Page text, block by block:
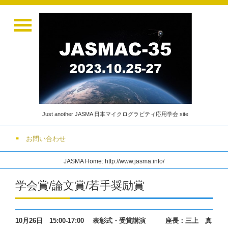
Just another JASMA 日本マイクログラビティ応用学会 site
お問い合わせ
JASMA Home: http://www.jasma.info/
学会賞/論文賞/若手奨励賞
10月26日 15:00-17:00 表彰式・受賞講演 座長：三上 真